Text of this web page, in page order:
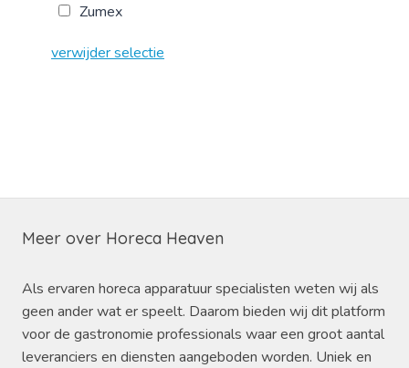
Zumex
verwijder selectie
Meer over Horeca Heaven
Als ervaren horeca apparatuur specialisten weten wij als
geen ander wat er speelt. Daarom bieden wij dit platform
voor de gastronomie professionals waar een groot aantal
leveranciers en diensten aangeboden worden. Uniek en